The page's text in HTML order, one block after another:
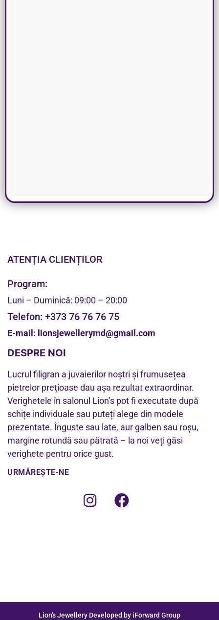
ATENȚIA CLIENȚILOR
Program:
Luni – Duminică: 09:00 – 20:00
Telefon: +373 76 76 76 75
E-mail: lionsjewellerymd@gmail.com
DESPRE NOI
Lucrul filigran a juvaierilor noștri și frumusețea
pietrelor prețioase dau așa rezultat extraordinar.
Verighetele în salonul Lion’s pot fi executate după
schițe individuale sau puteți alege din modele
prezentate. Înguste sau late, aur galben sau roșu,
margine rotundă sau pătrată – la noi veți găsi
verighete pentru orice gust.
URMĂREȘTE-NE
Lion's Jewellery Developed by iForward Group